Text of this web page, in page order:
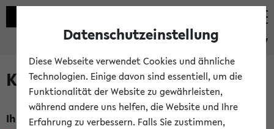
eKVV
Kombisuche im eKVV
Ihre Suchkriterien:
Datenschutzeinstellung
Diese Webseite verwendet Cookies und ähnliche
Technologien. Einige davon sind essentiell, um die
Funktionalität der Website zu gewährleisten,
während andere uns helfen, die Website und Ihre
Erfahrung zu verbessern. Falls Sie zustimmen,